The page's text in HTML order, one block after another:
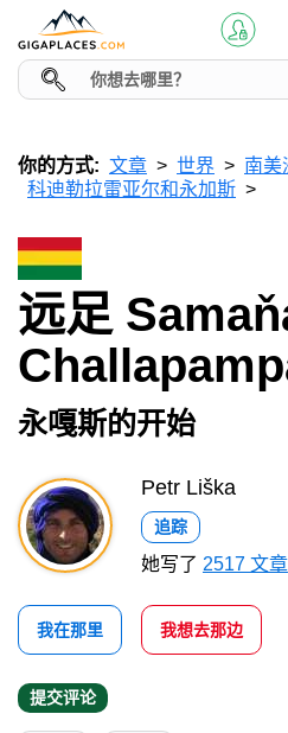
你的方式: 文章 世界 南美
科迪勒拉雷亚尔和永加斯
远足
永嘎斯的开始
Petr Liška
追踪
她写了 2517 文章
我在那里 我想去那边
提交评论